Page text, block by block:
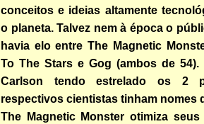
conceitos e ideias altamente
o planeta. Talvez nem à época o
havia elo entre The Magnetic
To The Stars e Gog (ambos de 54).
Carlson tendo estrelado os 2
respectivos cientistas tinham nomes
The Magnetic Monster otimiza